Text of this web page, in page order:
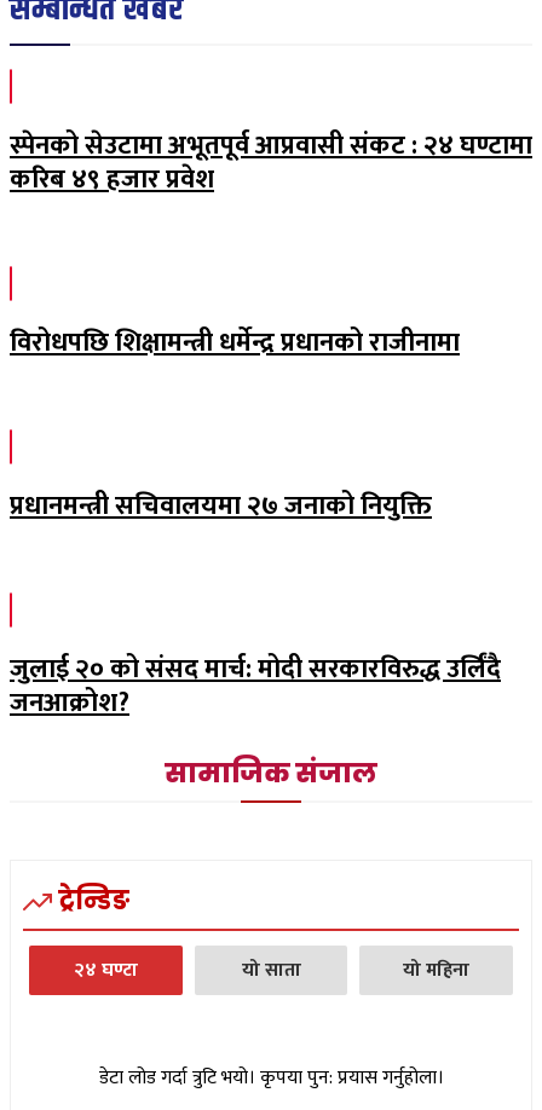
स्पेनको सेउटामा अभूतपूर्व आप्रवासी संकट : २४ घण्टामा
करिब ४९ हजार प्रवेश
विरोधपछि शिक्षामन्त्री धर्मेन्द्र प्रधानको राजीनामा
प्रधानमन्त्री सचिवालयमा २७ जनाको नियुक्ति
जुलाई २० को संसद मार्च: मोदी सरकारविरुद्ध उर्लिंदै
जनआक्रोश?
सामाजिक संजाल
ट्रेन्डिङ
२४ घण्टा यो साता यो महिना
डेटा लोड गर्दा त्रुटि भयो। कृपया पुन: प्रयास गर्नुहोला।